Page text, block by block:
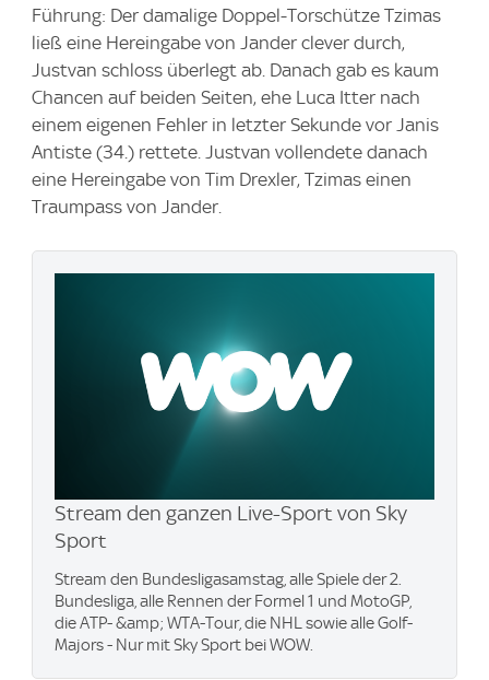
Führung: Der damalige Doppel-Torschütze Tzimas
ließ eine Hereingabe von Jander clever durch,
Justvan schloss überlegt ab. Danach gab es kaum
Chancen auf beiden Seiten, ehe Luca Itter nach
einem eigenen Fehler in letzter Sekunde vor Janis
Antiste (34.) rettete. Justvan vollendete danach
eine Hereingabe von Tim Drexler, Tzimas einen
Traumpass von Jander.
Stream den ganzen Live-Sport von Sky
Sport
Stream den Bundesligasamstag, alle Spiele der 2.
Bundesliga, alle Rennen der Formel 1 und MotoGP,
die ATP- &amp; WTA-Tour, die NHL sowie alle Golf-
Majors - Nur mit Sky Sport bei WOW.